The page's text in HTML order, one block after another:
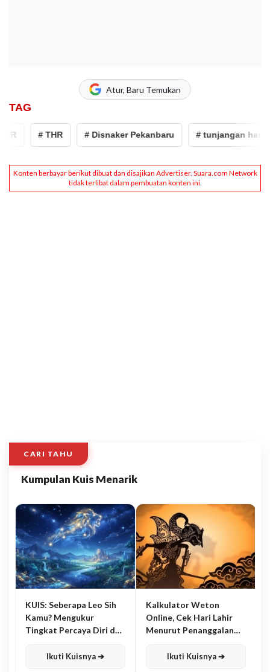
Atur, Baru Temukan
TAG
# THR # Disnaker Pekanbaru # tunjangan hari
CARI TAHU
Kumpulan Kuis Menarik
KUIS: Seberapa Leo Sih
Kamu? Mengukur
Tingkat Percaya Diri dan
Ikuti Kuisnya ➔
Kalkulator Weton
Online, Cek Hari Lahir
Menurut Penanggalan
Ikuti Kuisnya ➔